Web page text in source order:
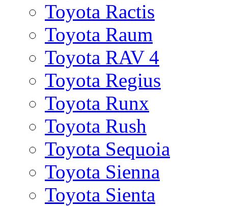
Toyota Ractis
Toyota Raum
Toyota RAV 4
Toyota Regius
Toyota Runx
Toyota Rush
Toyota Sequoia
Toyota Sienna
Toyota Sienta